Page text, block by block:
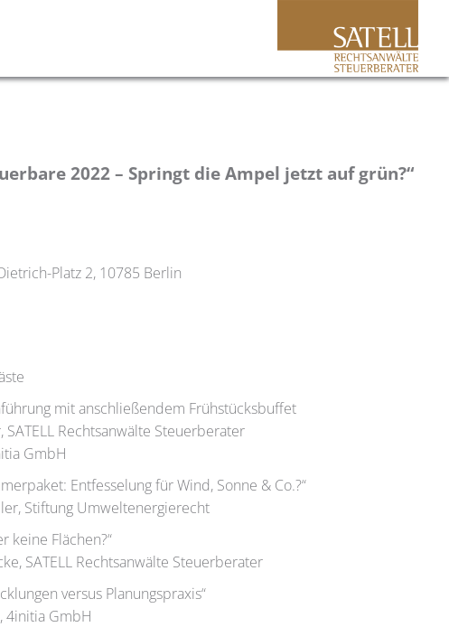
2022 – Springt die Ampel jetzt auf grün?“
Platz 2, 10785 Berlin
mit anschließendem Frühstücksbuffet
SATELL Rechtsanwälte Steuerberater
GmbH
Entfesselung für Wind, Sonne & Co.?“
Stiftung Umweltenergierecht
keine Flächen?“
SATELL Rechtsanwälte Steuerberater
versus Planungspraxis“
4initia GmbH